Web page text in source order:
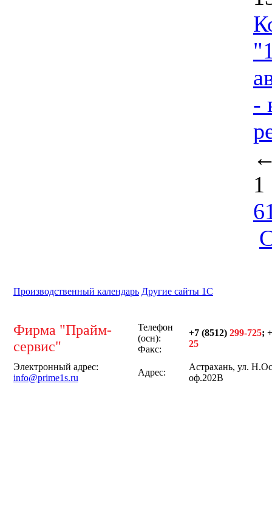
-
1
Производственный календарь Другие сайты 1С
Фирма "Прайм-
сервис"
Телефон
(осн):
Факс:
+7 (8512) 299-725;
25
Электронный адрес:
info@prime1s.ru
Адрес:
Астрахань, ул.
оф.202В